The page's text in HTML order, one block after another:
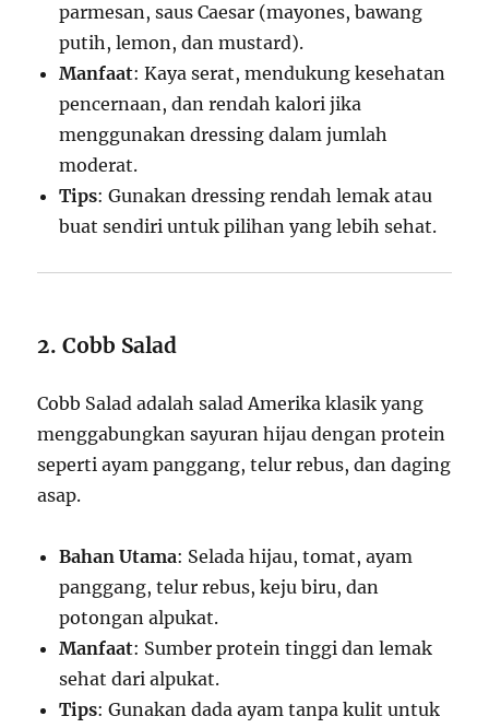
parmesan, saus Caesar (mayones, bawang
putih, lemon, dan mustard).
Manfaat: Kaya serat, mendukung kesehatan
pencernaan, dan rendah kalori jika
menggunakan dressing dalam jumlah
moderat.
Tips: Gunakan dressing rendah lemak atau
buat sendiri untuk pilihan yang lebih sehat.
2. Cobb Salad
Cobb Salad adalah salad Amerika klasik yang
menggabungkan sayuran hijau dengan protein
seperti ayam panggang, telur rebus, dan daging
asap.
Bahan Utama: Selada hijau, tomat, ayam
panggang, telur rebus, keju biru, dan
potongan alpukat.
Manfaat: Sumber protein tinggi dan lemak
sehat dari alpukat.
Tips: Gunakan dada ayam tanpa kulit untuk